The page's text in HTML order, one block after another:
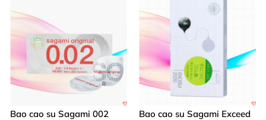
Bao cao su Sagami 002
Bao cao su Sagami Exceed